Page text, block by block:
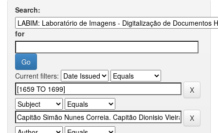
Search:
for
Current filters: